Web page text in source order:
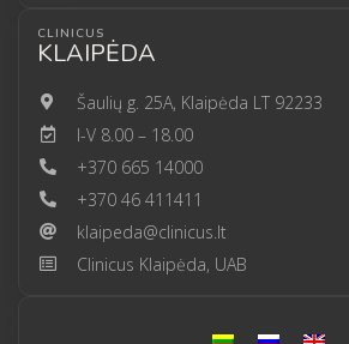
CLINICUS
KLAIPĖDA
Šaulių g. 25A, Klaipėda LT 92233
I-V 8.00 – 18.00
+370 665 14000
+370 46 411411
klaipeda@clinicus.lt
Clinicus Klaipėda, UAB